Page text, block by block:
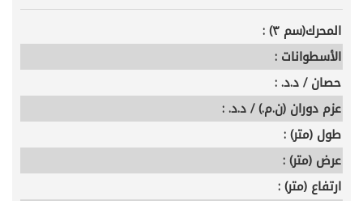
المحرك(سم ٣) :
الأسطوانات :
حصان / د.د. :
عزم دوران (ن.م.) / د.د. :
طول (متر) :
عرض (متر) :
ارتفاع (متر) :